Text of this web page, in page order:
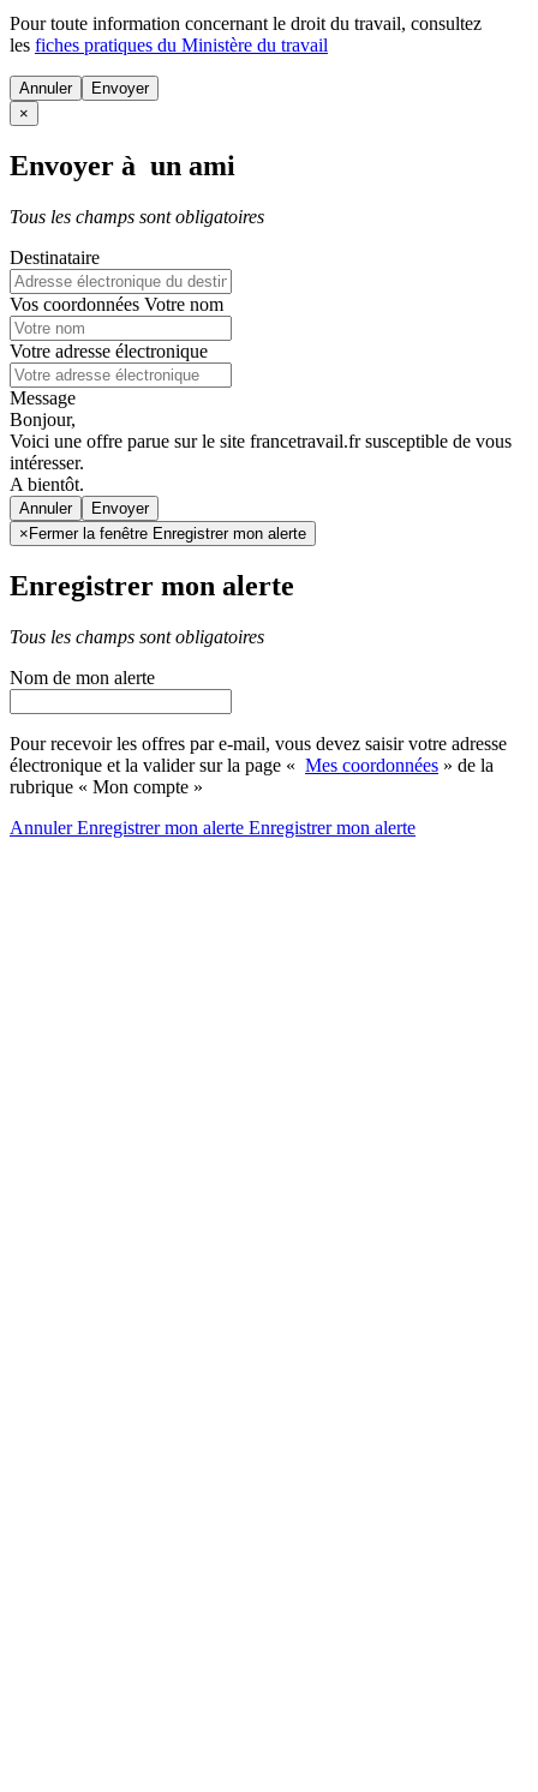
Pour toute information concernant le droit du travail, consultez
les fiches pratiques du Ministère du travail
Annuler
×
Envoyer à un ami
Tous les champs sont obligatoires
Destinataire
Vos coordonnées Votre nom
Votre adresse électronique
Message
Bonjour,
Voici une offre parue sur le site francetravail.fr susceptible de vous
intéresser.
A bientôt.
Annuler
× Fermer la fenêtre Enregistrer mon alerte
Enregistrer mon alerte
Tous les champs sont obligatoires
Nom de mon alerte
Pour recevoir les offres par e-mail, vous devez saisir votre adresse
électronique et la valider sur la page « Mes coordonnées » de la
rubrique « Mon compte »
AnnulerEnregistrer mon alerte Enregistrermon alerte